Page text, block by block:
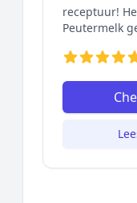
receptuur!
Peutermelk